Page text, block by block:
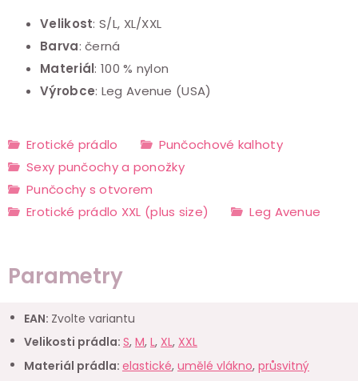
Velikost:S/L, XL/XXL
Barva:černá
Materiál:100 % nylon
Výrobce: Leg Avenue (USA)
Erotické prádlo
Punčochové kalhoty
Sexy punčochy a ponožky
Punčochy s otvorem
Erotické prádlo XXL (plus size)
Leg Avenue
Parametry
EAN: Zvolte variantu
Velikosti prádla: S, M, L, XL, XXL
Materiál prádla: elastické, umělé vlákno, průsvitný